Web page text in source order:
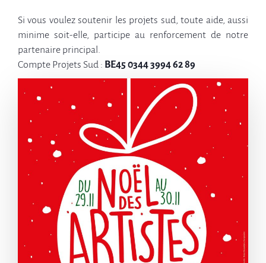
Si vous voulez soutenir les projets sud, toute aide, aussi
minime soit-elle, participe au renforcement de notre
partenaire principal.
Compte Projets Sud : BE45 0344 3994 62 89